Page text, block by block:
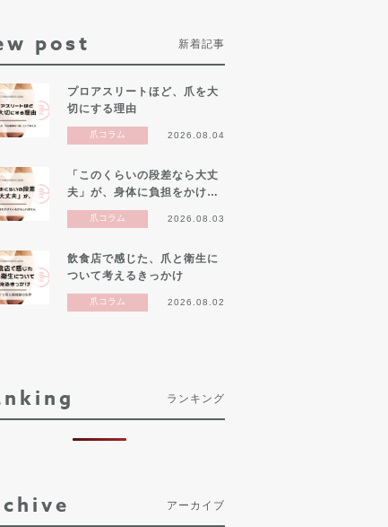
post 新着記事
プロアスリートほど、爪を大
切にする理由
爪コラム 2026.08.04
「このくらいの段差なら大丈
夫」が、身体に負担をかけ…
爪コラム 2026.08.03
飲食店で感じた、爪と衛生に
ついて考えるきっかけ
爪コラム 2026.08.02
ランキング
アーカイブ